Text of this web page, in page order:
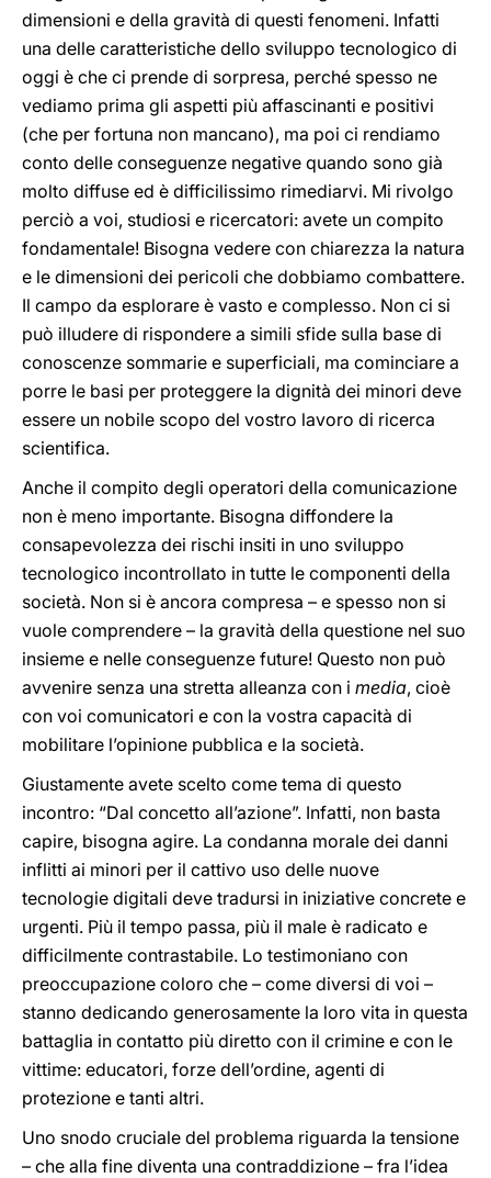
dimensioni e della gravità di questi fenomeni. Infatti
una delle caratteristiche dello sviluppo tecnologico di
oggi è che ci prende di sorpresa, perché spesso ne
vediamo prima gli aspetti più affascinanti e positivi
(che per fortuna non mancano), ma poi ci rendiamo
conto delle conseguenze negative quando sono già
molto diffuse ed è difficilissimo rimediarvi. Mi rivolgo
perciò a voi, studiosi e ricercatori: avete un compito
fondamentale! Bisogna vedere con chiarezza la natura
e le dimensioni dei pericoli che dobbiamo combattere.
Il campo da esplorare è vasto e complesso. Non ci si
può illudere di rispondere a simili sfide sulla base di
conoscenze sommarie e superficiali, ma cominciare a
porre le basi per proteggere la dignità dei minori deve
essere un nobile scopo del vostro lavoro di ricerca
scientifica.
Anche il compito degli operatori della comunicazione
non è meno importante. Bisogna diffondere la
consapevolezza dei rischi insiti in uno sviluppo
tecnologico incontrollato in tutte le componenti della
società. Non si è ancora compresa – e spesso non si
vuole comprendere – la gravità della questione nel suo
insieme e nelle conseguenze future! Questo non può
avvenire senza una stretta alleanza con i media, cioè
con voi comunicatori e con la vostra capacità di
mobilitare l’opinione pubblica e la società.
Giustamente avete scelto come tema di questo
incontro: “Dal concetto all’azione”. Infatti, non basta
capire, bisogna agire. La condanna morale dei danni
inflitti ai minori per il cattivo uso delle nuove
tecnologie digitali deve tradursi in iniziative concrete e
urgenti. Più il tempo passa, più il male è radicato e
difficilmente contrastabile. Lo testimoniano con
preoccupazione coloro che – come diversi di voi –
stanno dedicando generosamente la loro vita in questa
battaglia in contatto più diretto con il crimine e con le
vittime: educatori, forze dell’ordine, agenti di
protezione e tanti altri.
Uno snodo cruciale del problema riguarda la tensione
– che alla fine diventa una contraddizione – fra l’idea